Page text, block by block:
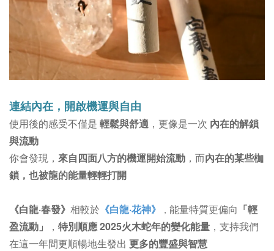
連結內在，開啟機運與自由
使用後的感受不僅是 輕鬆與舒適 ，更像是一次 內在的解鎖
與流動
你會發現， 來自四面八方的機運開始流動 ，而內在的某些枷
鎖，也被龍的能量輕輕打開
《白龍·春發》 相較於 《白龍·花神》 ， 能量特質更偏向 「輕
盈流動」
， 特別順應 2025火木蛇年的變化能量 ，支持我們
在這一年間更順暢地生發出 更多的豐盛與智慧